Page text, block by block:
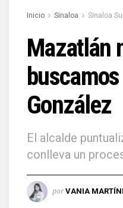
Inicio Sinaloa Sinaloa
Mazatlán
González
El alcalde
conlleva un
por VANIA